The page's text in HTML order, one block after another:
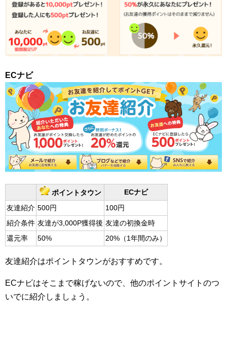
ECナビ
ポイントタウン ECナビ
友達紹介 500円
100円
紹介条件 友達が3,000P獲得後 友達の初換金時
還元率
50% 20%（1年間のみ）
友達紹介はポイントタウンがおすすめです。
ECナビはそこまで稼げないので、他のポイントサイトのつ
いでに紹介しましょう。